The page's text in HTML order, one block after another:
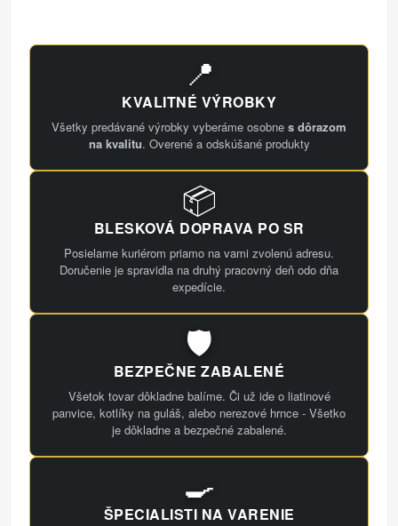
📍
KVALITNÉ VÝROBKY
Všetky predávané výrobky vyberáme osobne s dôrazom
na kvalitu. Overené a odskúšané produkty
📦
BLESKOVÁ DOPRAVA PO SR
Posielame kuriérom priamo na vami zvolenú adresu.
Doručenie je spravidla na druhý pracovný deň odo dňa
expedície.
🛡️
BEZPEČNE ZABALENÉ
Všetok tovar dôkladne balíme. Či už ide o liatinové
panvice, kotlíky na guláš, alebo nerezové hrnce - Všetko
je dôkladne a bezpečné zabalené.
🍳
ŠPECIALISTI NA VARENIE